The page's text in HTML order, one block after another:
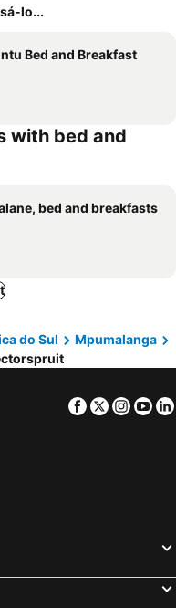
lo...
Bed and Breakfast
with bed and
bed and breakfasts
do Sul
Mpumalanga
Facebook
Twitter